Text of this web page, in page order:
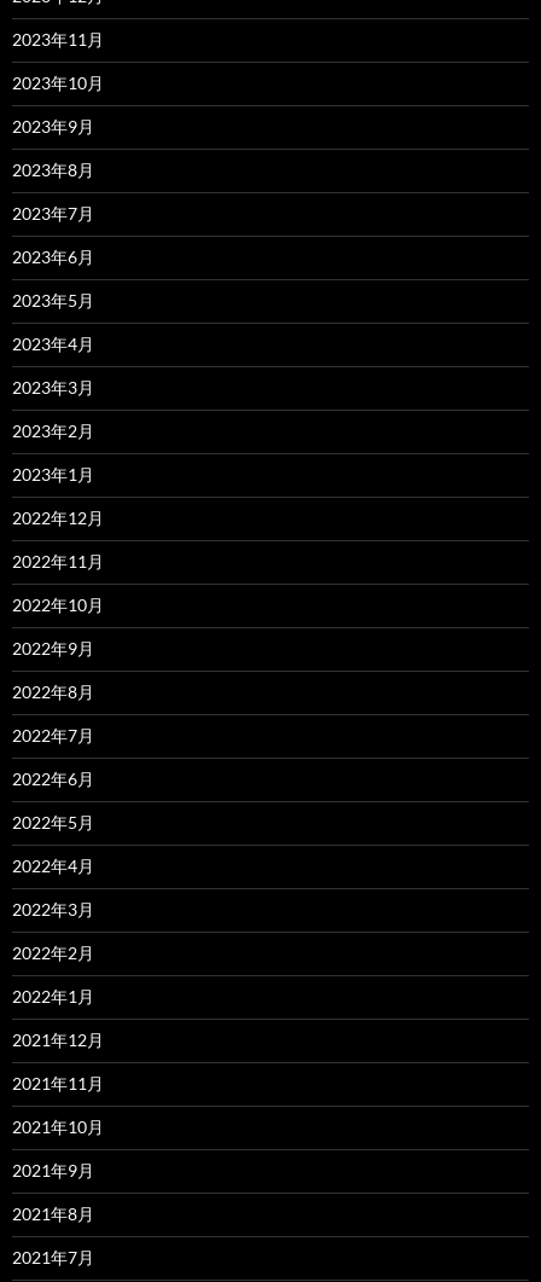
2023年11月
2023年10月
2023年9月
2023年8月
2023年7月
2023年6月
2023年5月
2023年4月
2023年3月
2023年2月
2023年1月
2022年12月
2022年11月
2022年10月
2022年9月
2022年8月
2022年7月
2022年6月
2022年5月
2022年4月
2022年3月
2022年2月
2022年1月
2021年12月
2021年11月
2021年10月
2021年9月
2021年8月
2021年7月